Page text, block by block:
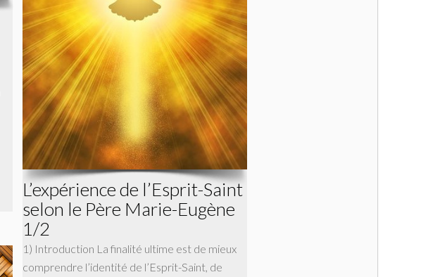
L’expérience de l’Esprit-Saint
selon le Père Marie-Eugène
1/2
1) Introduction La finalité ultime est de mieux
comprendre l’identité de l’Esprit-Saint, de